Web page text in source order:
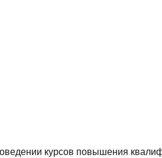
курсов повышения